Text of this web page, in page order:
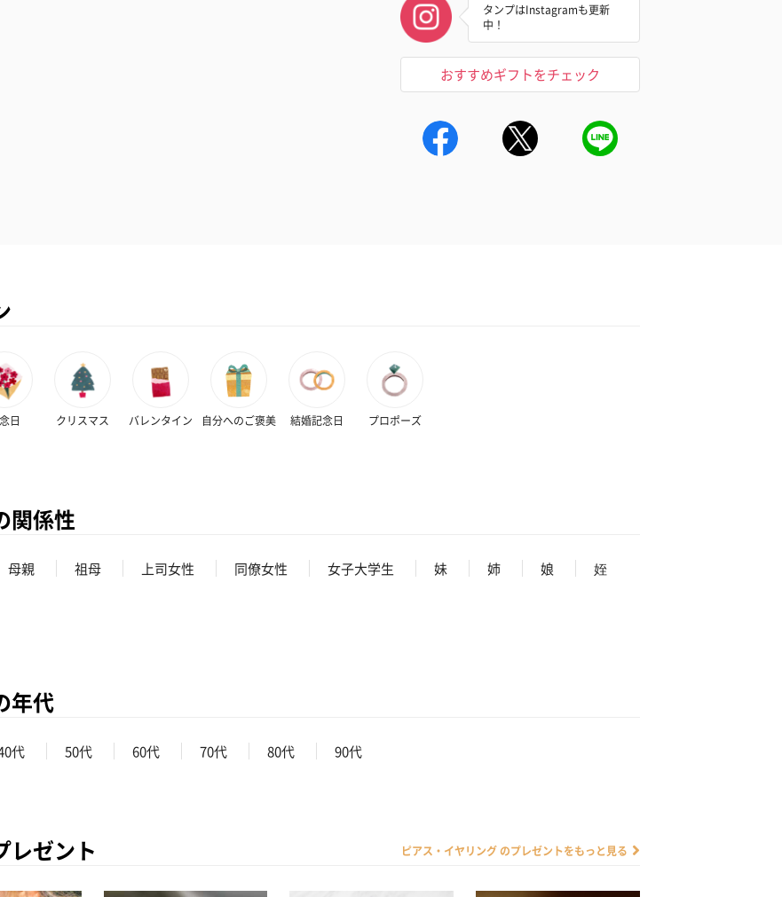
タンプはInstagramも更新
中！
おすすめギフトをチェック
日 クリスマス バレンタイン 自分へのご褒美 結婚記念日 プロポーズ
関係性
母親 祖母 上司女性 同僚女性 女子大学生 妹 姉 娘
姪
年代
代 50代 60代 70代 80代 90代
レゼント ピアス・イヤリング のプレゼントをもっと見る